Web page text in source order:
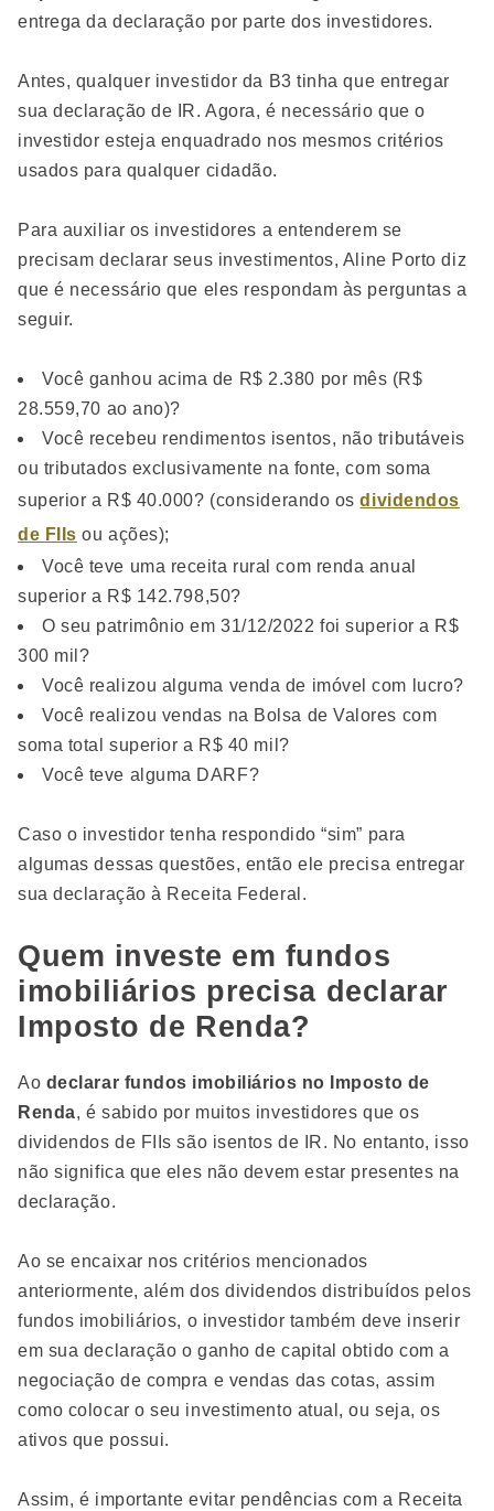
entrega da declaração por parte dos investidores.
Antes, qualquer investidor da B3 tinha que entregar
sua declaração de IR. Agora, é necessário que o
investidor esteja enquadrado nos mesmos critérios
usados para qualquer cidadão.
Para auxiliar os investidores a entenderem se
precisam declarar seus investimentos, Aline Porto diz
que é necessário que eles respondam às perguntas a
seguir.
Você ganhou acima de R$ 2.380 por mês (R$
28.559,70 ao ano)?
Você recebeu rendimentos isentos, não tributáveis
ou tributados exclusivamente na fonte, com soma
superior a R$ 40.000? (considerando osdividendos
de FIIs ou ações);
Você teve uma receita rural com renda anual
superior a R$ 142.798,50?
O seu patrimônio em 31/12/2022 foi superior a R$
300 mil?
Você realizou alguma venda de imóvel com lucro?
Você realizou vendas na Bolsa de Valores com
soma total superior a R$ 40 mil?
Você teve alguma DARF?
Caso o investidor tenha respondido “sim” para
algumas dessas questões, então ele precisa entregar
sua declaração à Receita Federal.
Quem investe em fundos
imobiliários precisa declarar
Imposto de Renda?
Ao declarar fundos imobiliários no Imposto de
Renda, é sabido por muitos investidores que os
dividendos de FIIs são isentos de IR. No entanto, isso
não significa que eles não devem estar presentes na
declaração.
Ao se encaixar nos critérios mencionados
anteriormente, além dos dividendos distribuídos pelos
fundos imobiliários, o investidor também deve inserir
em sua declaração o ganho de capital obtido com a
negociação de compra e vendas das cotas, assim
como colocar o seu investimento atual, ou seja, os
ativos que possui.
Assim, é importante evitar pendências com a Receita